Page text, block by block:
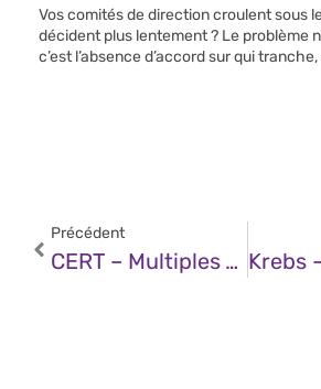
Vos comités de direction croulent sous
décident plus lentement ? Le problème
c’est l’absence d’accord sur qui
Précédent
CERT – Multiples Vulnérabilités Dans Traefik (22 Avril 2025)